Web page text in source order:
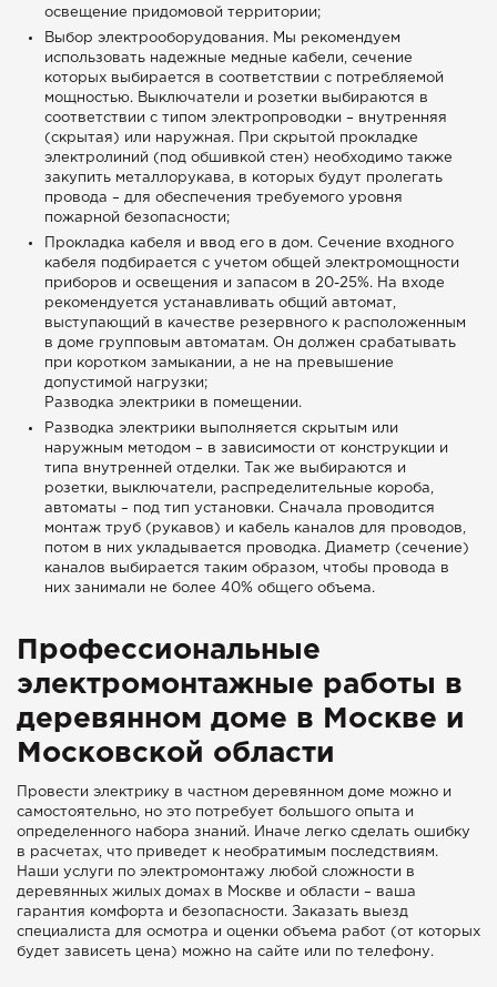
освещение придомовой территории;
Выбор электрооборудования. Мы рекомендуем
использовать надежные медные кабели, сечение
которых выбирается в соответствии с потребляемой
мощностью. Выключатели и розетки выбираются в
соответствии с типом электропроводки – внутренняя
(скрытая) или наружная. При скрытой прокладке
электролиний (под обшивкой стен) необходимо также
закупить металлорукава, в которых будут пролегать
провода – для обеспечения требуемого уровня
пожарной безопасности;
Прокладка кабеля и ввод его в дом. Сечение входного
кабеля подбирается с учетом общей электромощности
приборов и освещения и запасом в 20-25%. На входе
рекомендуется устанавливать общий автомат,
выступающий в качестве резервного к расположенным
в доме групповым автоматам. Он должен срабатывать
при коротком замыкании, а не на превышение
допустимой нагрузки;
Разводка электрики в помещении.
Разводка электрики выполняется скрытым или
наружным методом – в зависимости от конструкции и
типа внутренней отделки. Так же выбираются и
розетки, выключатели, распределительные короба,
автоматы – под тип установки. Сначала проводится
монтаж труб (рукавов) и кабель каналов для проводов,
потом в них укладывается проводка. Диаметр (сечение)
каналов выбирается таким образом, чтобы провода в
них занимали не более 40% общего объема.
Профессиональные
электромонтажные работы в
деревянном доме в Москве и
Московской области
Провести электрику в частном деревянном доме можно и
самостоятельно, но это потребует большого опыта и
определенного набора знаний. Иначе легко сделать ошибку
в расчетах, что приведет к необратимым последствиям.
Наши услуги по электромонтажу любой сложности в
деревянных жилых домах в Москве и области – ваша
гарантия комфорта и безопасности. Заказать выезд
специалиста для осмотра и оценки объема работ (от которых
будет зависеть цена) можно на сайте или по телефону.